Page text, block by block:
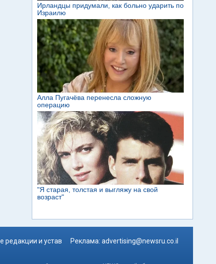
редакции и устав Реклама: advertising@newsru.co.il